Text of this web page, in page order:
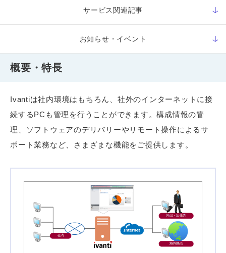
サービス関連記事
お知らせ・イベント
概要・特長
Ivantiは社内環境はもちろん、社外のインターネットに接
続するPCも管理を行うことができます。構成情報の管
理、ソフトウェアのデリバリーやリモート操作によるサ
ポート業務など、さまざまな機能をご提供します。